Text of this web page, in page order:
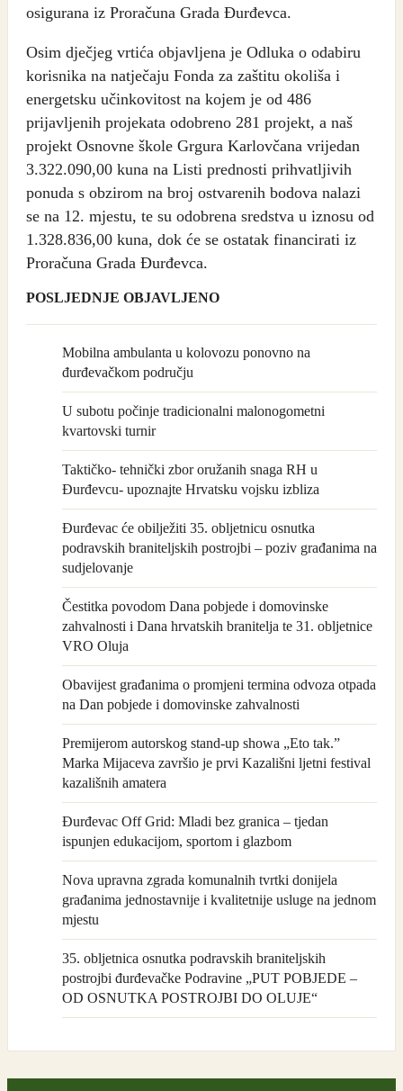
osigurana iz Proračuna Grada Đurđevca.
Osim dječjeg vrtića objavljena je Odluka o odabiru
korisnika na natječaju Fonda za zaštitu okoliša i
energetsku učinkovitost na kojem je od 486
prijavljenih projekata odobreno 281 projekt, a naš
projekt Osnovne škole Grgura Karlovčana vrijedan
3.322.090,00 kuna na Listi prednosti prihvatljivih
ponuda s obzirom na broj ostvarenih bodova nalazi
se na 12. mjestu, te su odobrena sredstva u iznosu od
1.328.836,00 kuna, dok će se ostatak financirati iz
Proračuna Grada Đurđevca.
POSLJEDNJE OBJAVLJENO
Mobilna ambulanta u kolovozu ponovno na
đurđevačkom području
U subotu počinje tradicionalni malonogometni
kvartovski turnir
Taktičko- tehnički zbor oružanih snaga RH u
Đurđevcu- upoznajte Hrvatsku vojsku izbliza
Đurđevac će obilježiti 35. obljetnicu osnutka
podravskih braniteljskih postrojbi – poziv građanima na
sudjelovanje
Čestitka povodom Dana pobjede i domovinske
zahvalnosti i Dana hrvatskih branitelja te 31. obljetnice
VRO Oluja
Obavijest građanima o promjeni termina odvoza otpada
na Dan pobjede i domovinske zahvalnosti
Premijerom autorskog stand-up showa „Eto tak.”
Marka Mijaceva završio je prvi Kazališni ljetni festival
kazališnih amatera
Đurđevac Off Grid: Mladi bez granica – tjedan
ispunjen edukacijom, sportom i glazbom
Nova upravna zgrada komunalnih tvrtki donijela
građanima jednostavnije i kvalitetnije usluge na jednom
mjestu
35. obljetnica osnutka podravskih braniteljskih
postrojbi đurđevačke Podravine „PUT POBJEDE –
OD OSNUTKA POSTROJBI DO OLUJE“